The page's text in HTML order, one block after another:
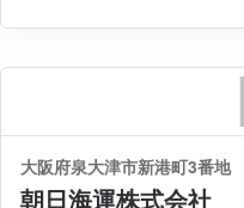
大阪府泉大津市新港町3番地
朝日海運株式会社